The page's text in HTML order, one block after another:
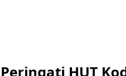
Peringati HUT